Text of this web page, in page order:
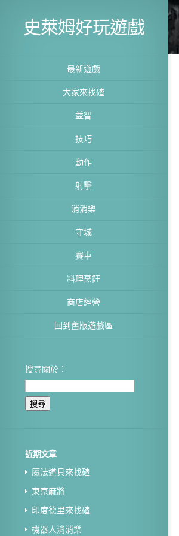
史萊姆好玩遊戲
最新遊戲
大家來找碴
益智
技巧
動作
射擊
消消樂
守城
賽車
料理烹飪
商店經營
回到舊版遊戲區
搜尋關於：
近期文章
魔法道具來找碴
東京麻將
印度德里來找碴
機器人消消樂